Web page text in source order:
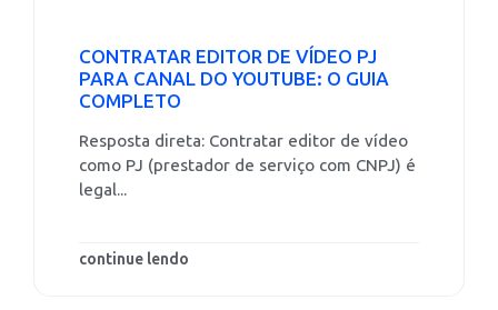
CONTRATAR EDITOR DE VÍDEO PJ
PARA CANAL DO YOUTUBE: O GUIA
COMPLETO
Resposta direta: Contratar editor de vídeo
como PJ (prestador de serviço com CNPJ) é
legal...
continue lendo